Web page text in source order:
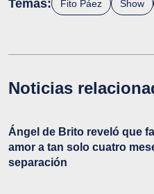
Temas: Fito Páez Show
Noticias
Ángel de Brito reveló que
amor a tan solo cuatro
separación